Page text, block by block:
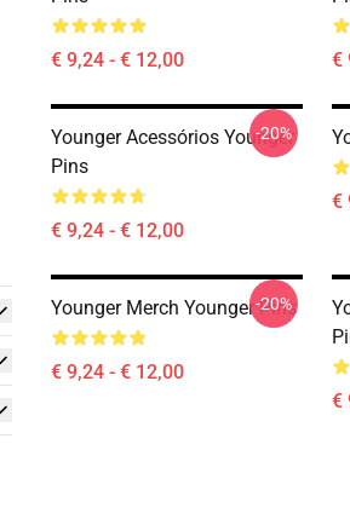
€ 9,24 - € 12,00 €
Younger Acessórios Younger
Pins
€ 9,24 - € 12,00
-20%
€
Younger Merch Younger Pins
€ 9,24 - € 12,00
-20%
€